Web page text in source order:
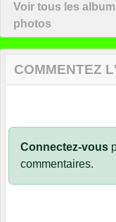
Voir tous les
photos
COMMENTEZ
Connectez-vous
commentaires.